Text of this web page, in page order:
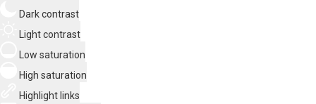
Dark contrast
Light contrast
Low saturation
High saturation
Highlight links